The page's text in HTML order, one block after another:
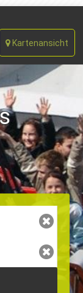
Kartenansicht